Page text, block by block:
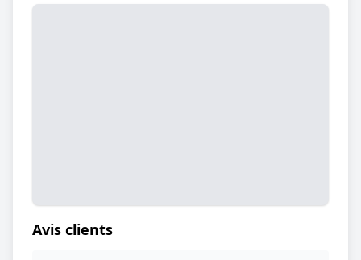
Avis clients